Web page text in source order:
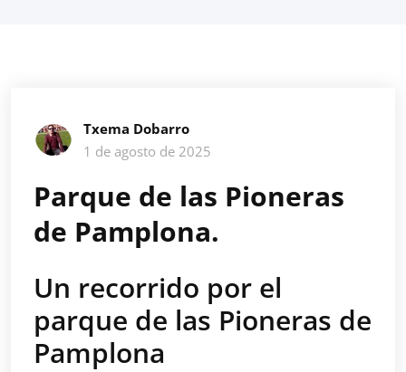
Txema Dobarro
1 de agosto de 2025
Parque de las Pioneras
de Pamplona.
Un recorrido por el
parque de las Pioneras de
Pamplona